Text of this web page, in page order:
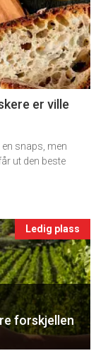
er ville
snaps, men
ut den beste
Ledig plass
forskjellen